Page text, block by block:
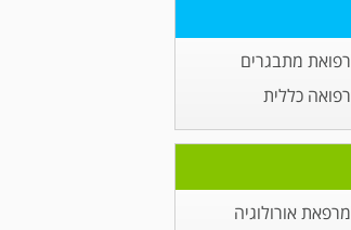
רפואת מתבגרים
רפואה כללית
מרפאת אורולוגיה